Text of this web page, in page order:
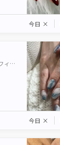
今日 ×
パラジェルネイル専門フィルイン導入店 Nai-Chan Nail 後楽園【水道橋店】
今日 ×